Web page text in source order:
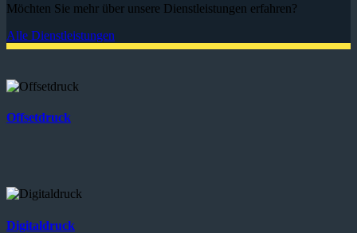
Möchten Sie mehr über unsere Dienstleistungen erfahren?
Alle Dienstleistungen
Offsetdruck
Digitaldruck